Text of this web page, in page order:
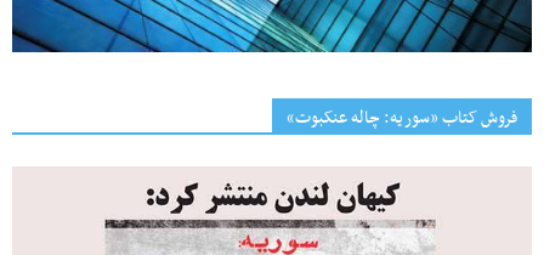
فروش کتاب «سوریه: چاله عنکبوت»